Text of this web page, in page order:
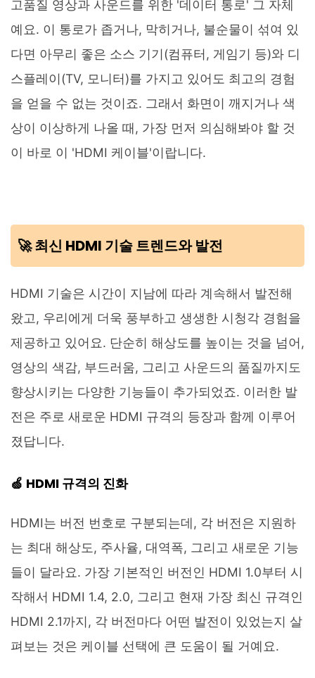
고품질 영상과 사운드를 위한 '데이터 통로' 그 자체
예요. 이 통로가 좁거나, 막히거나, 불순물이 섞여 있
다면 아무리 좋은 소스 기기(컴퓨터, 게임기 등)와 디
스플레이(TV, 모니터)를 가지고 있어도 최고의 경험
을 얻을 수 없는 것이죠. 그래서 화면이 깨지거나 색
상이 이상하게 나올 때, 가장 먼저 의심해봐야 할 것
이 바로 이 'HDMI 케이블'이랍니다.
🚀 최신 HDMI 기술 트렌드와 발전
HDMI 기술은 시간이 지남에 따라 계속해서 발전해
왔고, 우리에게 더욱 풍부하고 생생한 시청각 경험을
제공하고 있어요. 단순히 해상도를 높이는 것을 넘어,
영상의 색감, 부드러움, 그리고 사운드의 품질까지도
향상시키는 다양한 기능들이 추가되었죠. 이러한 발
전은 주로 새로운 HDMI 규격의 등장과 함께 이루어
졌답니다.
🍏 HDMI 규격의 진화
HDMI는 버전 번호로 구분되는데, 각 버전은 지원하
는 최대 해상도, 주사율, 대역폭, 그리고 새로운 기능
들이 달라요. 가장 기본적인 버전인 HDMI 1.0부터 시
작해서 HDMI 1.4, 2.0, 그리고 현재 가장 최신 규격인
HDMI 2.1까지, 각 버전마다 어떤 발전이 있었는지 살
펴보는 것은 케이블 선택에 큰 도움이 될 거예요.